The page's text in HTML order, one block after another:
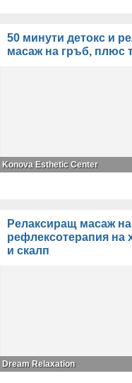
50 минути детокс и
масаж на гръб, плюс
Konova Esthetic Center
Релаксиращ масаж
рефлексотерапия на
и скалп
Dream Relaxation